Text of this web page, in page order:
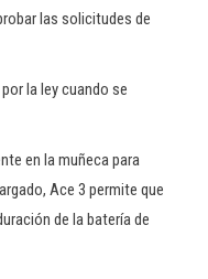
las solicitudes de
la ley cuando se
en la muñeca para
Ace 3 permite que
de la batería de